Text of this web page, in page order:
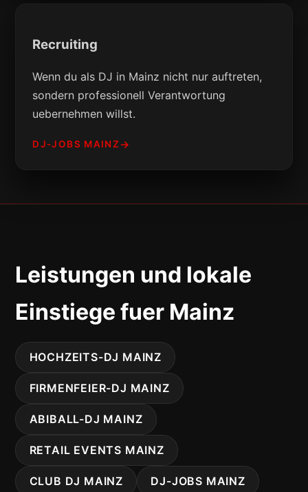
Recruiting
Wenn du als DJ in Mainz nicht nur auftreten,
sondern professionell Verantwortung
uebernehmen willst.
DJ-JOBS MAINZ
Leistungen und lokale
Einstiege fuer Mainz
HOCHZEITS-DJ MAINZ
FIRMENFEIER-DJ MAINZ
ABIBALL-DJ MAINZ
RETAIL EVENTS MAINZ
CLUB DJ MAINZ DJ-JOBS MAINZ